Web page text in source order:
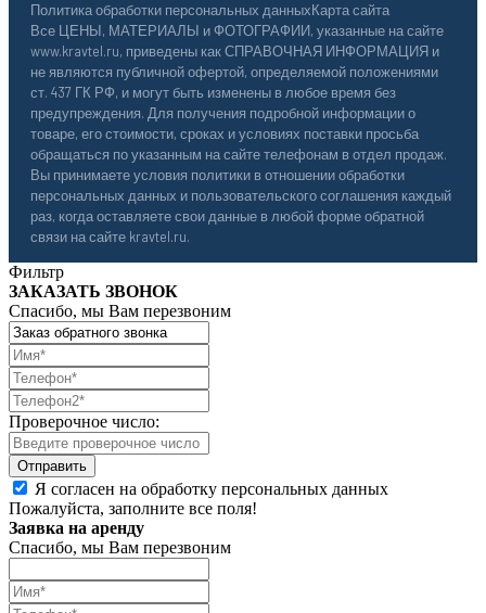
Политика обработки персональных данныхКарта сайта
Все ЦЕНЫ, МАТЕРИАЛЫ и ФОТОГРАФИИ, указанные на сайте
www.kravtel.ru, приведены как СПРАВОЧНАЯ ИНФОРМАЦИЯ и
не являются публичной офертой, определяемой положениями
ст. 437 ГК РФ, и могут быть изменены в любое время без
предупреждения. Для получения подробной информации о
товаре, его стоимости, сроках и условиях поставки просьба
обращаться по указанным на сайте телефонам в отдел продаж.
Вы принимаете условия политики в отношении обработки
персональных данных и пользовательского соглашения каждый
раз, когда оставляете свои данные в любой форме обратной
связи на сайте kravtel.ru.
Фильтр
ЗАКАЗАТЬ ЗВОНОК
Спасибо, мы Вам перезвоним
Проверочное число:
Я согласен на обработку персональных данных
Пожалуйста, заполните все поля!
Заявка на аренду
Спасибо, мы Вам перезвоним